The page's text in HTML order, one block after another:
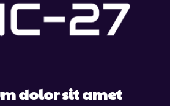
dolor sit amet